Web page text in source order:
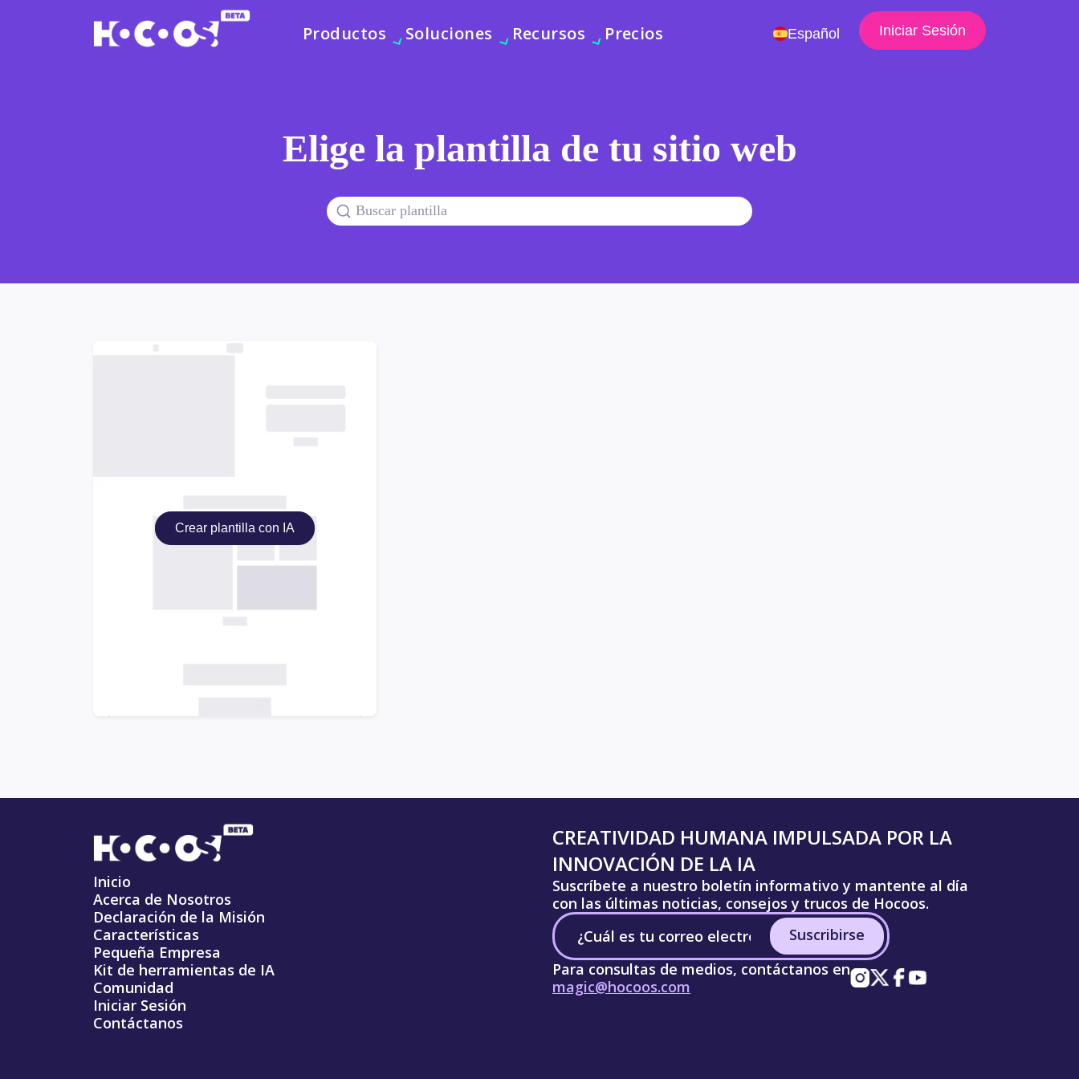
Productos Soluciones Recursos Precios Español Iniciar Sesión
Elige la plantilla de tu sitio web
Crear plantilla con IA
Inicio
Acerca de Nosotros
Declaración de la Misión
Características
Pequeña Empresa
Kit de herramientas de IA
Comunidad
Iniciar Sesión
Contáctanos
CREATIVIDAD HUMANA IMPULSADA POR LA
INNOVACIÓN DE LA IA
Suscríbete a nuestro boletín informativo y mantente al día
con las últimas noticias, consejos y trucos de Hocoos.
Suscribirse
Para consultas de medios, contáctanos en
magic@hocoos.com